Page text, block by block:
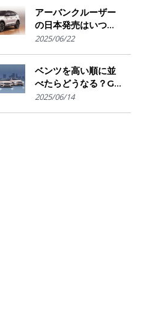
アーバンクルーザー
の日本発売はいつ？
国内導入の可能性と
2025/06/22
ベンツを高い順に並
べたらどうなる？G
クラスからSマイバ
2025/06/14